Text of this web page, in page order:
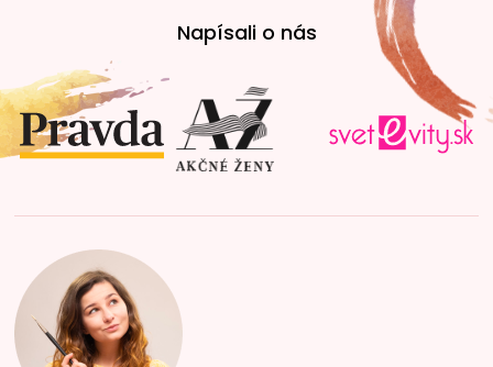
t
i
e
Napísali o nás